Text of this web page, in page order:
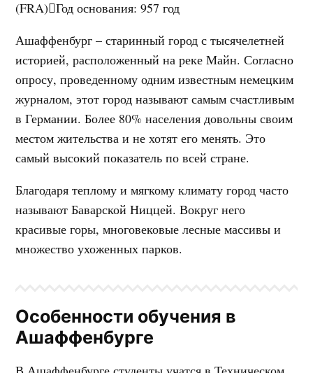
(FRA) Год основания:957 год
Ашаффенбург – старинный город с тысячелетней
историей, расположенный на реке Майн. Согласно
опросу, проведенному одним известным немецким
журналом, этот город называют самым счастливым
в Германии. Более 80% населения довольны своим
местом жительства и не хотят его менять. Это
самый высокий показатель по всей стране.
Благодаря теплому и мягкому климату город часто
называют Баварской Ниццей. Вокруг него
красивые горы, многовековые лесные массивы и
множество ухоженных парков.
Особенности обучения в
Ашаффенбурге